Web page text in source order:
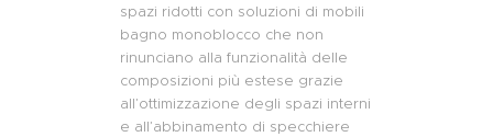
spazi ridotti con soluzioni di mobili
bagno monoblocco che non
rinunciano alla funzionalità delle
composizioni più estese grazie
all’ottimizzazione degli spazi interni
e all’abbinamento di specchiere